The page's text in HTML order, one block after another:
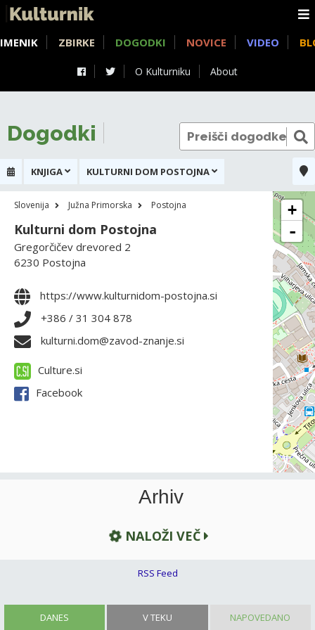
O Kulturniku About
IMENIK ZBIRKE DOGODKI NOVICE VIDEO
DANES V TEKU NAPOVEDANO
Dogodki
KNJIGA KULTURNI DOM POSTOJNA
Slovenija Južna Primorska Postojna
Kulturni dom Postojna
Gregorčičev drevored 2
6230 Postojna
https://www.kulturnidom-postojna.si
+386 / 31 304 878
kulturni.dom@zavod-znanje.si
Culture.si
Facebook
+
-
Arhiv
NALOŽI VEČ
RSS Feed